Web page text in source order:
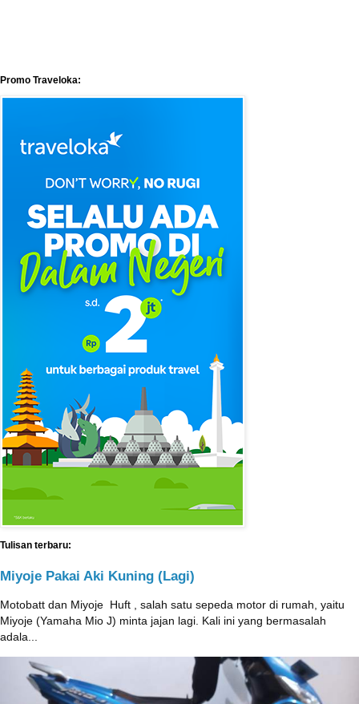
Promo Traveloka:
Tulisan terbaru:
Miyoje Pakai Aki Kuning (Lagi)
Motobatt dan Miyoje ‎ Huft , salah satu sepeda motor di rumah, yaitu
Miyoje (Yamaha Mio J) minta jajan lagi. Kali ini yang bermasalah
adala...